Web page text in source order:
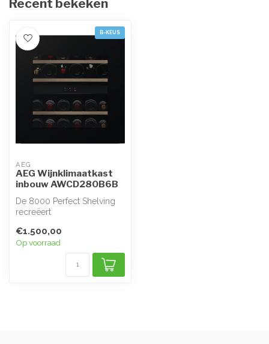
Recent bekeken
B-KEUS
AEG
AEG Wijnklimaatkast
inbouw AWCD280B6B
De 8000 Perfect Shelving
recreëert
en beschermt smaak, ...
€1.500,00
Op voorraad